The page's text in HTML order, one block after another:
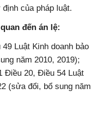
của pháp luật.
đến án lệ:
Luật Kinh doanh bảo
năm 2010, 2019);
Điều 20, Điều 54 Luật
(sửa đổi, bổ sung năm